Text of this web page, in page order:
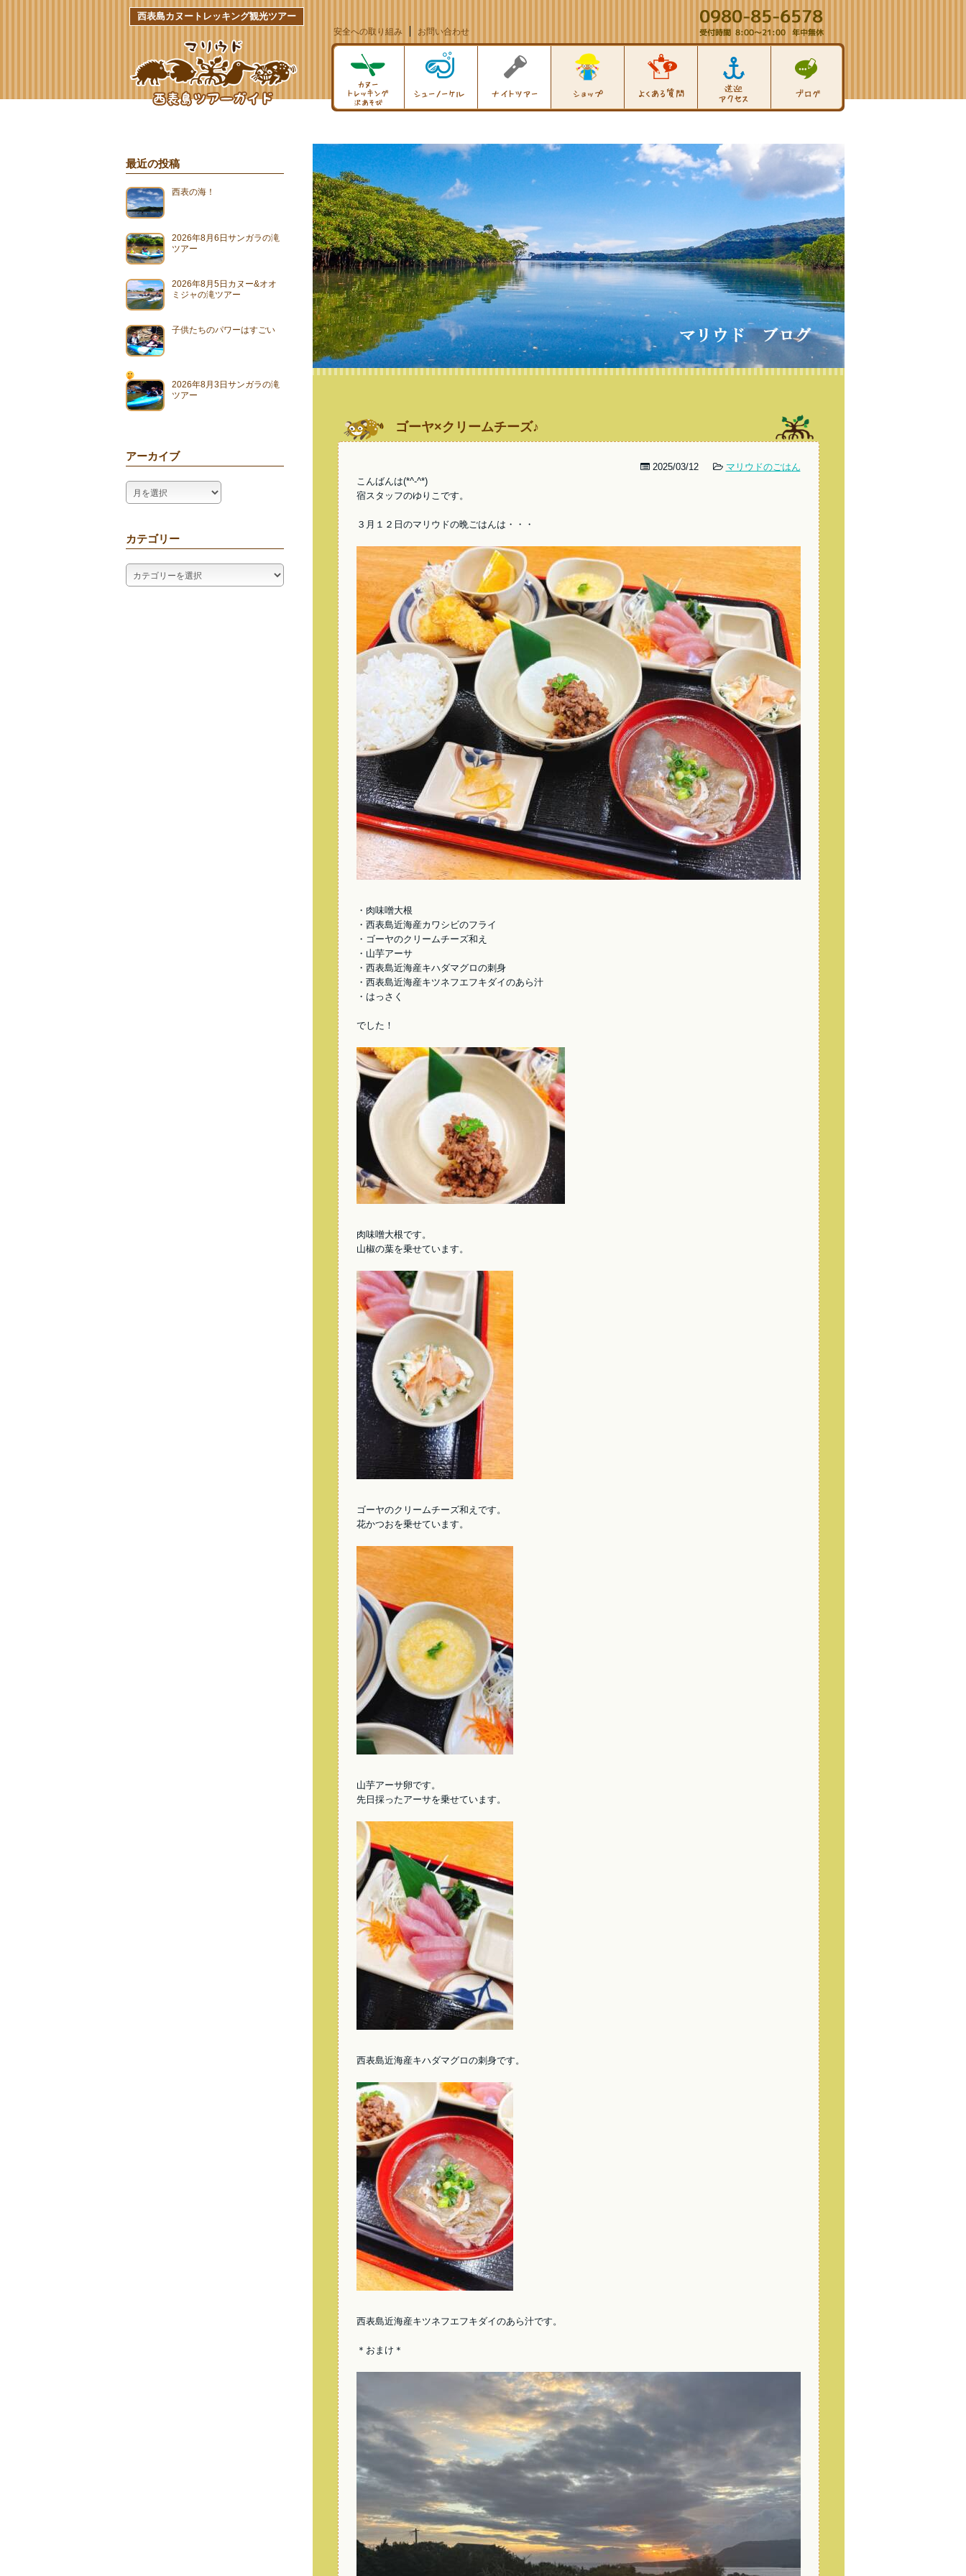
西表島カヌートレッキング観光ツアー
安全への取り組み お問い合わせ
最近の投稿
西表の海！
2026年8月6日サンガラの滝
ツアー
2026年8月5日カヌー&オオ
ミジャの滝ツアー
子供たちのパワーはすごい
2026年8月3日サンガラの滝
ツアー
アーカイブ
ア
ー
ブ
カテゴリー
カ
テ
ゴーヤ×クリームチーズ♪
2025/03/12
マリウドのごはん
こんばんは(*^-^*)
宿スタッフのゆりこです。
３月１２日のマリウドの晩ごはんは・・・
・肉味噌大根
・西表島近海産カワシビのフライ
・ゴーヤのクリームチーズ和え
・山芋アーサ
・西表島近海産キハダマグロの刺身
・西表島近海産キツネフエフキダイのあら汁
・はっさく
でした！
肉味噌大根です。
山椒の葉を乗せています。
ゴーヤのクリームチーズ和えです。
花かつおを乗せています。
山芋アーサ卵です。
先日採ったアーサを乗せています。
西表島近海産キハダマグロの刺身です。
西表島近海産キツネフエフキダイのあら汁です。
＊おまけ＊